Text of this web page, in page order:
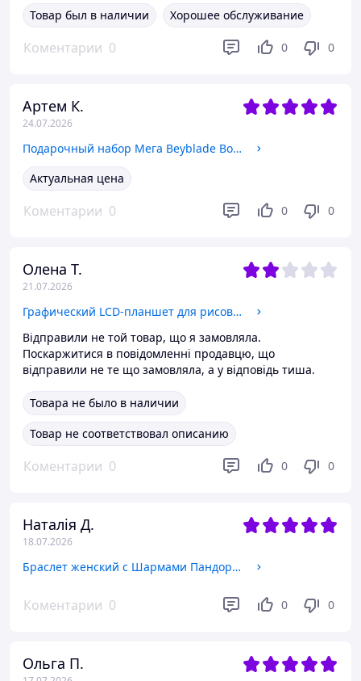
Товар был в наличии
Хорошее обслуживание
Коментарии 0 0 0
Артем К.
24.07.2026
Подарочный набор Мега Beyblade Box Evolution Professional в кейсе 9 в 1 и большая арена 45 см в коробке
Актуальная цена
Коментарии 0 0 0
Олена Т.
21.07.2026
Графический LCD-планшет для рисования с цветным полотном Котик MS-2660-5
Відправили не той товар, що я замовляла.
Поскаржитися в повідомленні продавцю, що
відправили не те що замовляла, а у відповідь тиша.
Товара не было в наличии
Товар не соответствовал описанию
Коментарии 0 0 0
Наталія Д.
18.07.2026
Браслет женский с Шармами Пандора Xuping 16-22р регулируется (18к цвет золота 585п) 50-001
Коментарии 0 0 0
Ольга П.